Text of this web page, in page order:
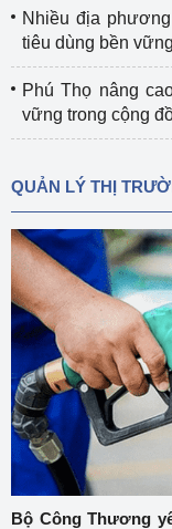
Nhiều địa
tiêu dùng bền vững
Phú Thọ nâng
vững trong cộng
QUẢN LÝ THỊ
Bộ Công Thương